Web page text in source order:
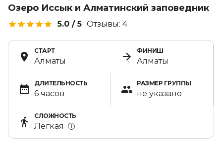
Озеро Иссык и Алматинский заповедник
5.0 / 5 Отзывы: 4
СТАРТ
Алматы
ФИНИШ
Алматы
ДЛИТЕЛЬНОСТЬ
6 часов
РАЗМЕР ГРУППЫ
не указано
СЛОЖНОСТЬ
Легкая i